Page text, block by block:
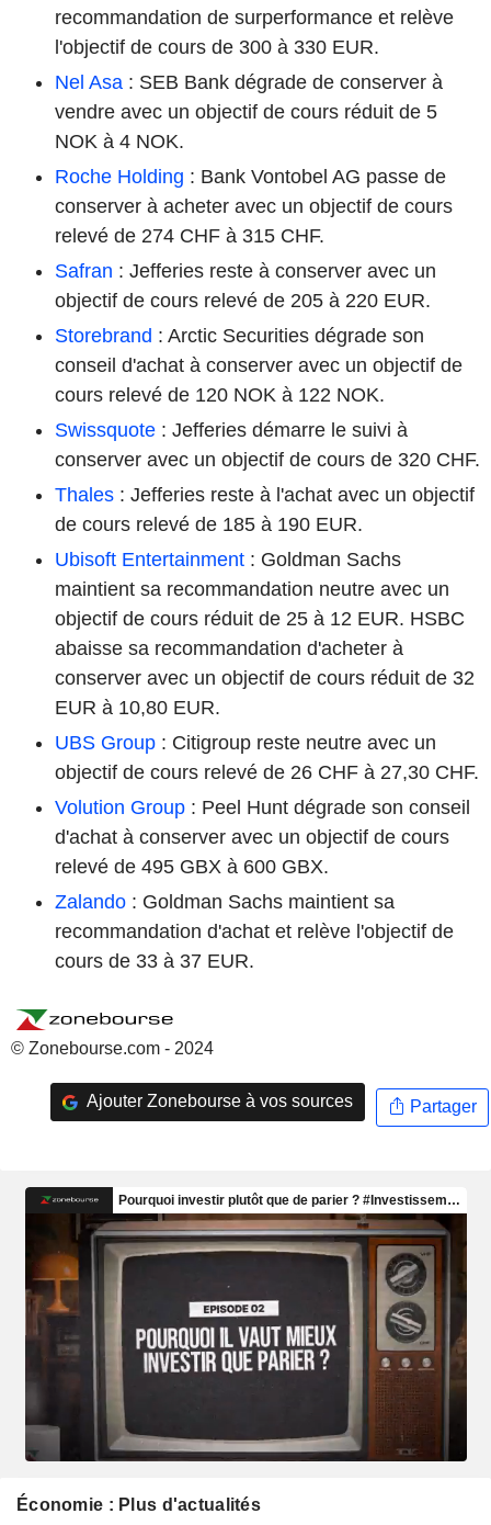
recommandation de surperformance et relève
l'objectif de cours de 300 à 330 EUR.
Nel Asa : SEB Bank dégrade de conserver à
vendre avec un objectif de cours réduit de 5
NOK à 4 NOK.
Roche Holding : Bank Vontobel AG passe de
conserver à acheter avec un objectif de cours
relevé de 274 CHF à 315 CHF.
Safran : Jefferies reste à conserver avec un
objectif de cours relevé de 205 à 220 EUR.
Storebrand : Arctic Securities dégrade son
conseil d'achat à conserver avec un objectif de
cours relevé de 120 NOK à 122 NOK.
Swissquote : Jefferies démarre le suivi à
conserver avec un objectif de cours de 320 CHF.
Thales : Jefferies reste à l'achat avec un objectif
de cours relevé de 185 à 190 EUR.
Ubisoft Entertainment : Goldman Sachs
maintient sa recommandation neutre avec un
objectif de cours réduit de 25 à 12 EUR. HSBC
abaisse sa recommandation d'acheter à
conserver avec un objectif de cours réduit de 32
EUR à 10,80 EUR.
UBS Group : Citigroup reste neutre avec un
objectif de cours relevé de 26 CHF à 27,30 CHF.
Volution Group : Peel Hunt dégrade son conseil
d'achat à conserver avec un objectif de cours
relevé de 495 GBX à 600 GBX.
Zalando : Goldman Sachs maintient sa
recommandation d'achat et relève l'objectif de
cours de 33 à 37 EUR.
© Zonebourse.com - 2024
Ajouter Zonebourse à vos sources Partager
Économie : Plus d'actualités